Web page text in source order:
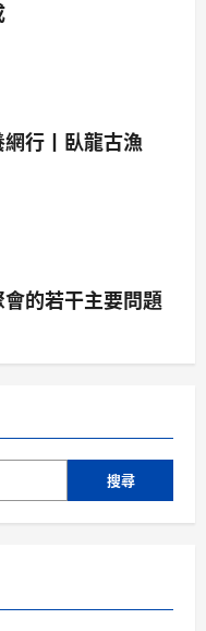
行丨臥龍古漁
會的若干主要問題
搜尋